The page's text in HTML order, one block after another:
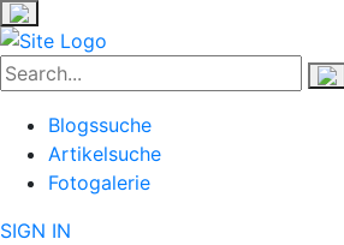
Blogssuche
Artikelsuche
Fotogalerie
SIGN IN